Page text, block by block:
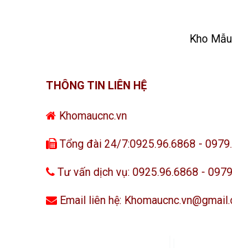
Kho
THÔNG TIN LIÊN HỆ
Khomaucnc.vn
Tổng đài 24/7:0925.96.6868 -
Tư vấn dịch vụ: 0925.96.6868 -
Email liên hệ: